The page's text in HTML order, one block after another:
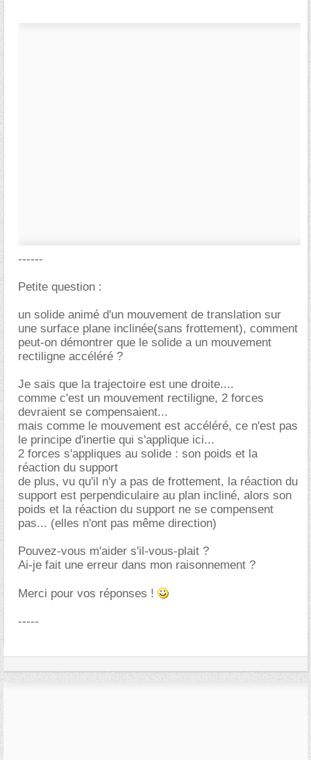
------
Petite question :
un solide animé d'un mouvement de translation sur
une surface plane inclinée(sans frottement), comment
peut-on démontrer que le solide a un mouvement
rectiligne accéléré ?
Je sais que la trajectoire est une droite....
comme c'est un mouvement rectiligne, 2 forces
devraient se compensaient...
mais comme le mouvement est accéléré, ce n'est pas
le principe d'inertie qui s'applique ici...
2 forces s'appliques au solide : son poids et la
réaction du support
de plus, vu qu'il n'y a pas de frottement, la réaction du
support est perpendiculaire au plan incliné, alors son
poids et la réaction du support ne se compensent
pas... (elles n'ont pas même direction)
Pouvez-vous m'aider s'il-vous-plait ?
Ai-je fait une erreur dans mon raisonnement ?
Merci pour vos réponses !
-----